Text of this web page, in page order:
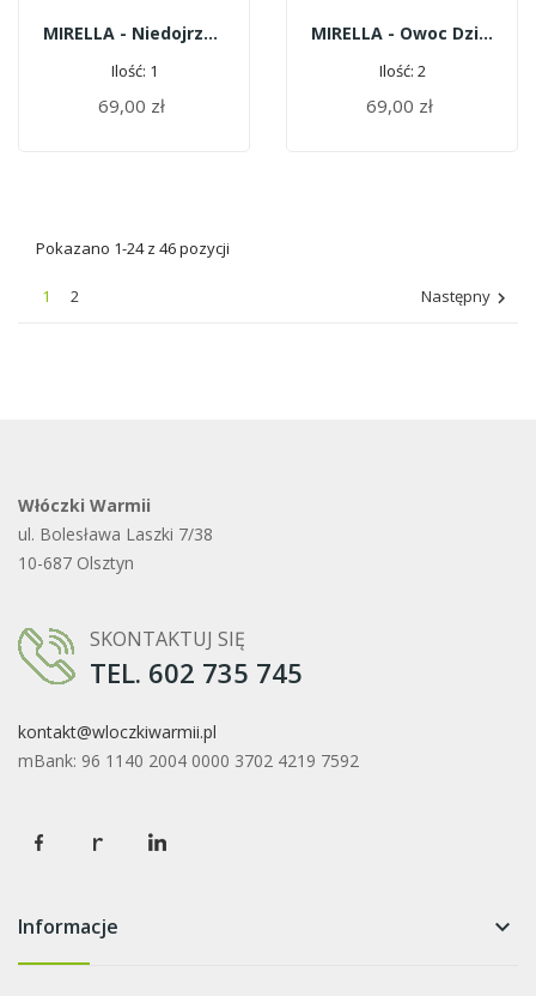
MIRELLA - Niedojrzałe Śliwki
Ilość: 1
69,00 zł
DODAJ DO KOSZYKA
MIRELLA - Owoc Dzikiej Róży
Ilość: 2
69,00 zł
DODAJ DO KOSZYKA
Pokazano 1-24 z 46 pozycji
1 2 Następny 
Włóczki Warmii
ul. Bolesława Laszki 7/38
10-687 Olsztyn
SKONTAKTUJ SIĘ
TEL. 602 735 745
kontakt@wloczkiwarmii.pl
mBank: 96 1140 2004 0000 3702 4219 7592
Informacje keyboard_arrow_down